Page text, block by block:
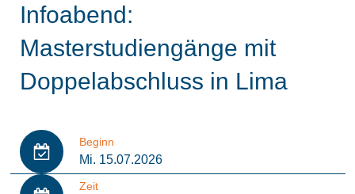
Infoabend:
Masterstudiengänge mit
Doppelabschluss in Lima
Beginn
Mi. 15.07.2026
Zeit